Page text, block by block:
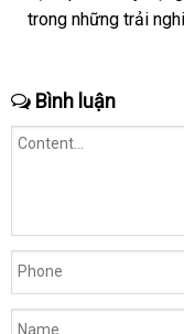
tín
trong nơi
những trải
Bình luận